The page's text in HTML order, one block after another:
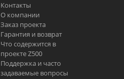
Контакты
О компании
Заказ проекта
Гарантия и возврат
Что содержится в
проекте Z500
Поддержка и часто
задаваемые вопросы